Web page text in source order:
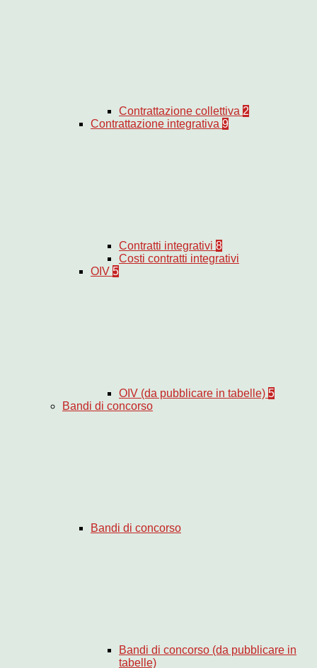
Contrattazione collettiva 2
Contrattazione integrativa 9
Contratti integrativi 8
Costi contratti integrativi
OIV 5
OIV (da pubblicare in tabelle) 5
Bandi di concorso
Bandi di concorso
Bandi di concorso (da pubblicare in
tabelle)